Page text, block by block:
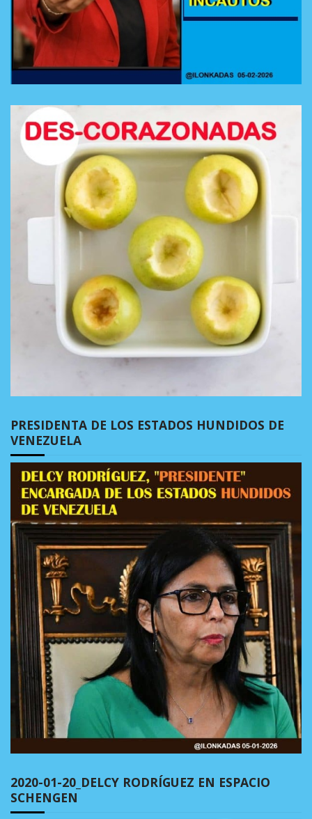
PRESIDENTA DE LOS ESTADOS HUNDIDOS DE
VENEZUELA
2020-01-20_DELCY RODRÍGUEZ EN ESPACIO
SCHENGEN